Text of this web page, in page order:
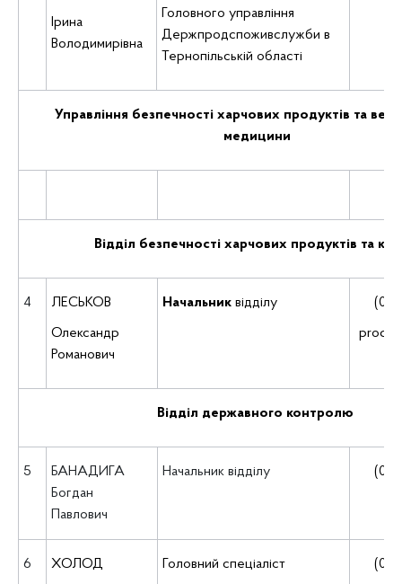
Ірина
Володимирівна
Головного управління
Держпродспоживслужби в
Тернопільській області
Управління безпечності харчових продуктів та
медицини
Відділ безпечності харчових продуктів та
4 ЛЕСЬКОВ
Олександр
Романович
Начальник відділу
Відділ державного контролю
5
БАНАДИГА
Богдан
Павлович
Начальник відділу
6 ХОЛОД Головний спеціаліст